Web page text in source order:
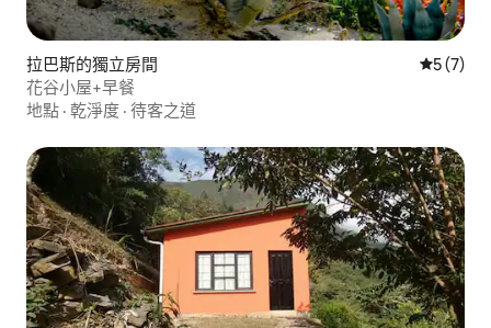
拉巴斯的獨立房間 從 7 則評
5 (7)
花谷小屋+早餐
地點 · 乾淨度 · 待客之道